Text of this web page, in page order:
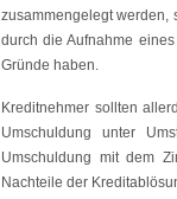
zusammengelegt werden,
durch die Aufnahme
Gründe haben.
Kreditnehmer sollten
Umschuldung unter
Umschuldung mit dem
Nachteile der